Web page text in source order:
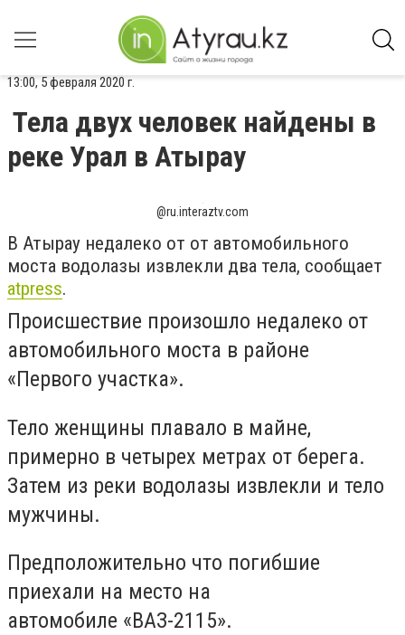
13:00, 5 февраля 2020 г.
Тела двух человек найдены в
реке Урал в Атырау
@ru.interaztv.com
В Атырау недалеко от от автомобильного
моста водолазы извлекли два тела, сообщает
atpress.
Происшествие произошло недалеко от
автомобильного моста в районе
«Первого участка».
Тело женщины плавало в майне,
примерно в четырех метрах от берега.
Затем из реки водолазы извлекли и тело
мужчины.
Предположительно что погибшие
приехали на место на
автомобиле «ВАЗ-2115».